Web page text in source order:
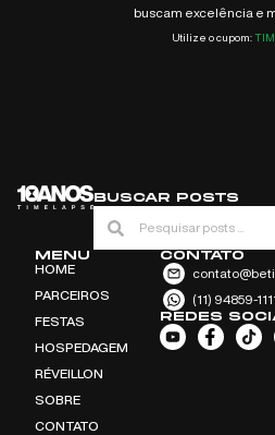
buscam excelência e
Utilize o cupom:
BUSCAR POSTS
MENU
HOME
PARCEIROS
FESTAS
HOSPEDAGEM
RÉVEILLON
SOBRE
CONTATO
CONTATO
(11) 94859-
REDES